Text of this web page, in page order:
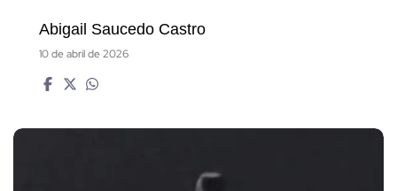
Abigail Saucedo Castro
10 de abril de 2026